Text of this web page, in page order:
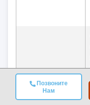
Позвоните
Нам
Сложные
нормативные
рамки